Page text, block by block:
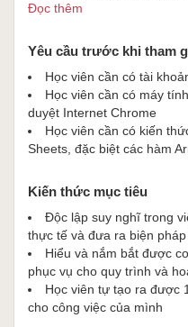
có đủ tiềm lực tài chính để có
tháng quá lớn. Hơn nữa,
chắc đã đáp ứng được nhu
này, việc chỉnh sửa và thay
hợp đòi hỏi nhiều chuyên
là những thứ mà doanh
Khoá học này được thiết kế
và chi tiết nhất về một hệ
đơn giản mà vẫn đảm bảo
doanh nghiệp quản lý và
động kinh doanh và các giao
Khoá họcXây dựng thành
giờ với Google Sheetđược
Trang Tính miễn phí, dễ sử
Đọc thêm
Yêu cầu trước khi tham
Học viên cần có tài
Học viên cần có máy
duyệt Internet Chrome
Học viên cần có kiến
Sheets, đặc biệt các hàm
Kiến thức mục tiêu
Độc lập suy nghĩ trong
thực tế và đưa ra biện
Hiểu và nắm bắt được
phục vụ cho quy trình và
Học viên tự tạo ra được
cho công việc của mình